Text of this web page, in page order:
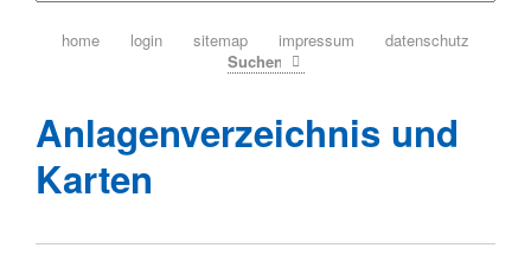
navigation
home login sitemap impressum datenschutz
Anlagenverzeichnis und
Karten